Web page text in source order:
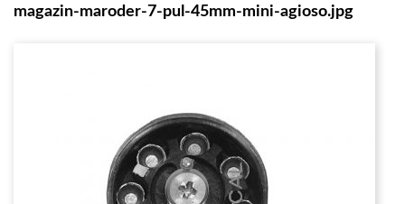
magazin-maroder-7-pul-45mm-mini-agioso.jpg